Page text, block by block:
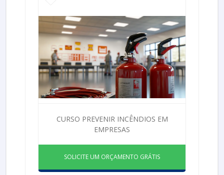
CURSO PREVENIR INCÊNDIOS EM
EMPRESAS
SOLICITE UM ORÇAMENTO GRÁTIS